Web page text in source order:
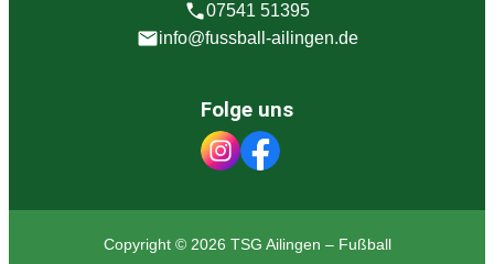
07541 51395
info@fussball-ailingen.de
Folge uns
Copyright © 2026 TSG Ailingen – Fußball